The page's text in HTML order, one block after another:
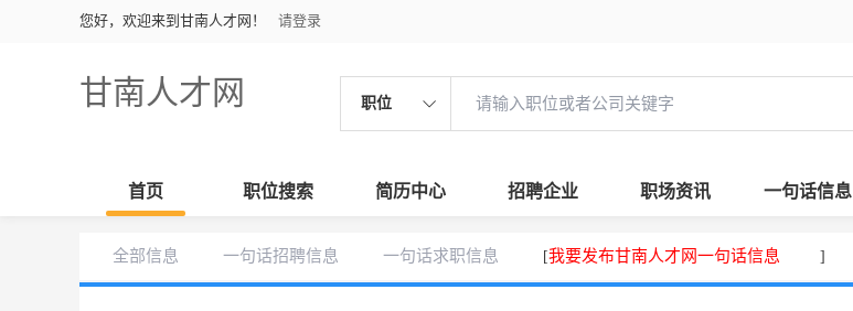
您好，欢迎来到甘南人才网！ 请登录
甘南人才网 职位
首页 职位搜索 简历中心 招聘企业 职场资讯 一句话信息
全部信息 一句话招聘信息 一句话求职信息 [我要发布甘南人才网一句话信息 ]